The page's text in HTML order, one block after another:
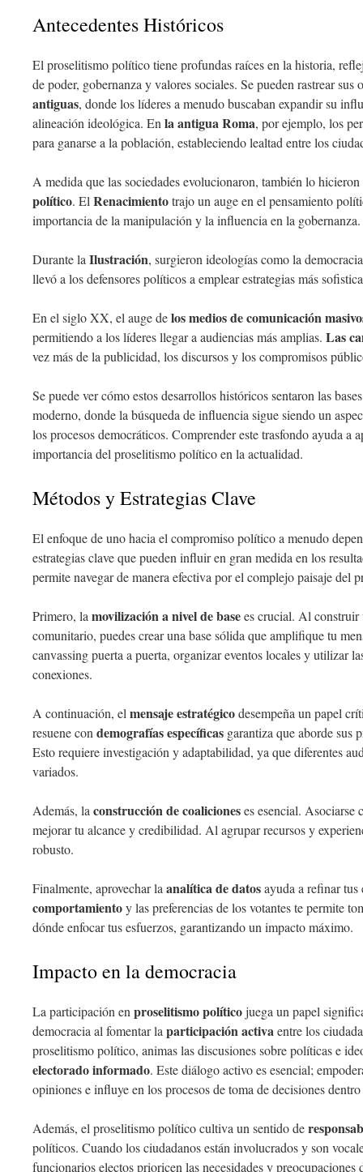
Antecedentes Históricos
El proselitismo político tiene profundas raíces en la historia,
de poder, gobernanza y valores sociales. Se pueden rastrear sus
antiguas, donde los líderes a menudo buscaban expandir su
alineación ideológica. En la antigua Roma, por ejemplo, los
para ganarse a la población, estableciendo lealtad entre los
A medida que las sociedades evolucionaron, también lo
político. El Renacimientotrajo un auge en el pensamiento
importancia de la manipulación y la influencia en la gobernanza.
Durante la Ilustración, surgieron ideologías como la
llevó a los defensores políticos a emplear estrategias más
En el siglo XX, el auge delos medios de comunicación
permitiendo a los líderes llegar a audiencias más amplias. Las
vez más de la publicidad, los discursos y los compromisos
Se puede ver cómo estos desarrollos históricos sentaron las
moderno, donde la búsqueda de influencia sigue siendo un
los procesos democráticos. Comprender este trasfondo ayuda a
importancia del proselitismo político en la actualidad.
Métodos y Estrategias Clave
El enfoque de uno hacia el compromiso político a menudo
estrategias clave que pueden influir en gran medida en los
permite navegar de manera efectiva por el complejo paisaje del
Primero, la movilización a nivel de basees crucial. Al
comunitario, puedes crear una base sólida que amplifique tu
canvassing puerta a puerta, organizar eventos locales y utilizar
conexiones.
A continuación, el mensaje estratégicodesempeña un papel
resuene con demografías específicas garantiza que aborde sus
Esto requiere investigación y adaptabilidad, ya que diferentes
variados.
Además, la construcción de coalicioneses esencial. Asociarse
mejorar tu alcance y credibilidad. Al agrupar recursos y
robusto.
Finalmente, aprovechar la analítica de datosayuda a refinar
comportamientoy las preferencias de los votantes te permite
dónde enfocar tus esfuerzos, garantizando un impacto máximo.
Impacto en la democracia
La participación en proselitismo políticojuega un papel
democracia al fomentar la participación activaentre los
proselitismo político, animas las discusiones sobre políticas e
electorado informado. Este diálogo activo es esencial;
opiniones e influye en los procesos de toma de decisiones
Además, el proselitismo político cultiva un sentido de
políticos. Cuando los ciudadanos están involucrados y son
funcionarios electos prioricen las necesidades y preocupaciones